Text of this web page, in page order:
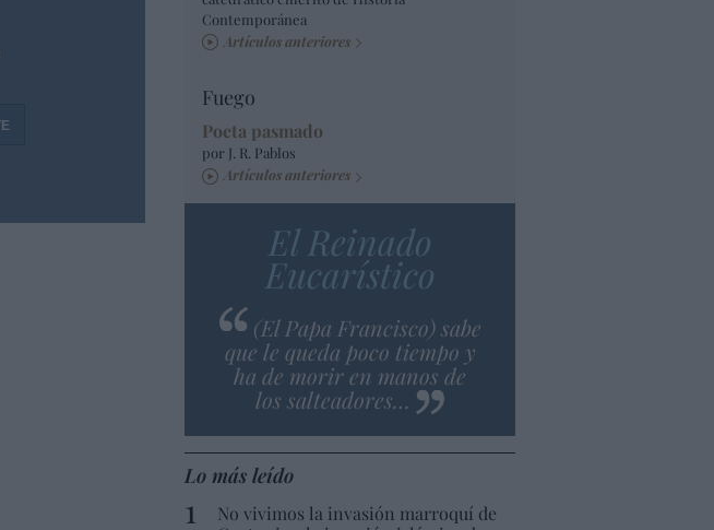
Contemporánea
Artículos anteriores
Fuego
Poeta pasmado
por J. R. Pablos
Artículos anteriores
El Reinado
Eucarístico
(El Papa Francisco) sabe
que le queda poco tiempo y
ha de morir en manos de
los salteadores…
Lo más leído
No vivimos la invasión marroquí de